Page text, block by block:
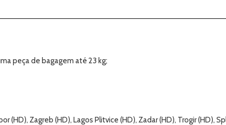
peça de bagagem até 23 kg;
(HD), Zagreb (HD), Lagos Plitvice (HD), Zadar (HD), Trogir (HD),